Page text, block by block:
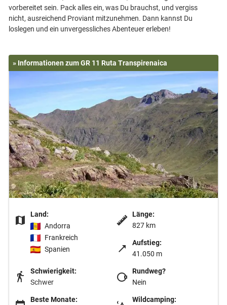
vorbereitet sein. Pack alles ein, was Du brauchst, und vergiss
nicht, ausreichend Proviant mitzunehmen. Dann kannst Du
» Informationen zum GR 11 Ruta Transpirenaica
Land:
Andorra
Frankreich
Spanien
Länge:
827 km
Aufstieg:
41.050 m
Schwierigkeit:
Schwer
Rundweg?
Nein
Beste Monate:
Wildcamping: